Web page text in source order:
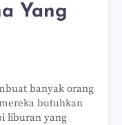
Yang
banyak orang
butuhkan
liburan yang